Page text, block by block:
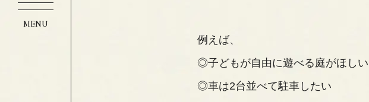
例えば、
◎子どもが自由に遊べる庭がほしい
◎車は2台並べて駐車したい